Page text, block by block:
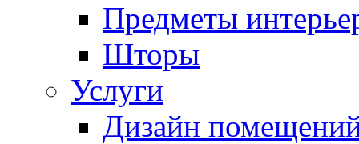
Предметы
Шторы
Услуги
Дизайн